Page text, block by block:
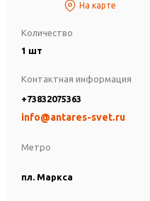
На карте
Количество
1 шт
Метро
пл. Маркса
Контактная информация
+73832075363
info@antares-svet.ru